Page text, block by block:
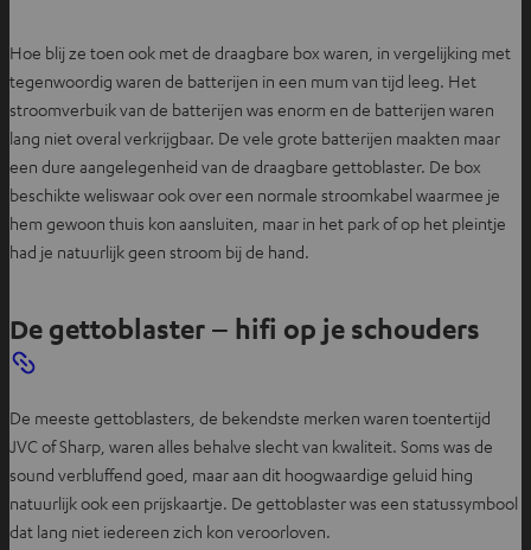
Hoe blij ze toen ook met de draagbare box waren, in vergelijking met
tegenwoordig waren de batterijen in een mum van tijd leeg. Het
stroomverbuik van de batterijen was enorm en de batterijen waren
lang niet overal verkrijgbaar. De vele grote batterijen maakten maar
een dure aangelegenheid van de draagbare gettoblaster. De box
beschikte weliswaar ook over een normale stroomkabel waarmee je
hem gewoon thuis kon aansluiten, maar in het park of op het pleintje
had je natuurlijk geen stroom bij de hand.
De gettoblaster – hifi op je schouders
De meeste gettoblasters, de bekendste merken waren toentertijd
JVC of Sharp, waren alles behalve slecht van kwaliteit. Soms was de
sound verbluffend goed, maar aan dit hoogwaardige geluid hing
natuurlijk ook een prijskaartje. De gettoblaster was een statussymbool
dat lang niet iedereen zich kon veroorloven.